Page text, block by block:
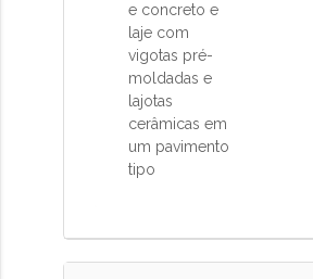
e concreto e
laje com
vigotas pré-
moldadas e
lajotas
cerâmicas em
um pavimento
tipo